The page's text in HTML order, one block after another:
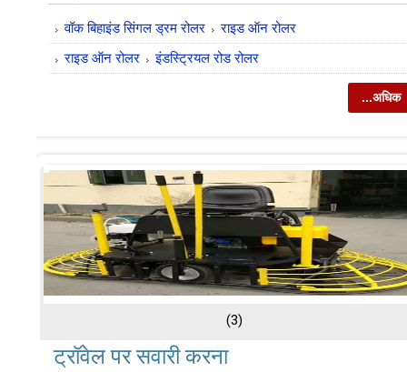
वॉक बिहाइंड सिंगल ड्रम रोलर
राइड ऑन रोलर
राइड ऑन रोलर
इंडस्ट्रियल रोड रोलर
...अधिक
(3)
ट्रॉवेल पर सवारी करना